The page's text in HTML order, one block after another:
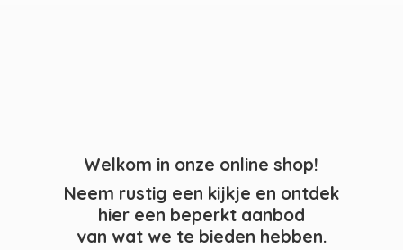
Welkom in onze online shop!
Neem rustig een kijkje en ontdek
hier een beperkt aanbod
van wat we te bieden hebben.